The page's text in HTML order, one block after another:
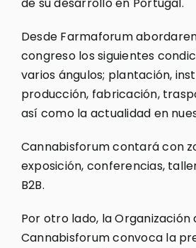
de su desarrollo en Portugal.
Desde Farmaforum
congreso los siguientes
varios ángulos; plantación,
producción, fabricación,
así como la actualidad en
Cannabisforum contará con
exposición, conferencias,
B2B.
Por otro lado, la Organización
Cannabisforum convoca la